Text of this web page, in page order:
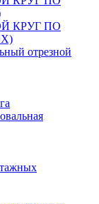
КРУГ ПО
отрезной